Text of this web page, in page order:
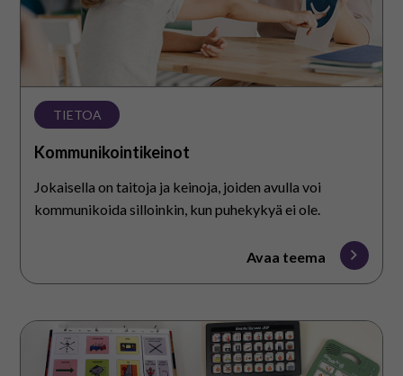
TIETOA
Kommunikointikeinot
Jokaisella on taitoja ja keinoja, joiden avulla voi
kommunikoida silloinkin, kun puhekykyä ei ole.
Avaa teema
Kommunikoinnin
apuvälineet